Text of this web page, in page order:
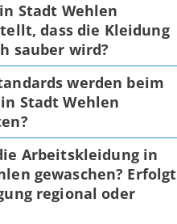
Stadt Wehlen
dass die Kleidung
sauber wird?
werden beim
Stadt Wehlen
Arbeitskleidung in
gewaschen? Erfolgt
regional oder